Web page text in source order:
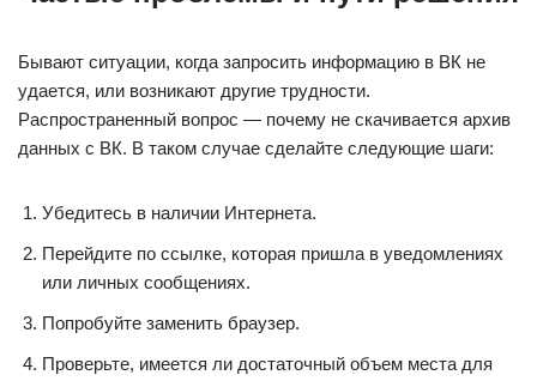
Бывают ситуации, когда запросить информацию в ВК не
удается, или возникают другие трудности.
Распространенный вопрос — почему не скачивается архив
данных с ВК. В таком случае сделайте следующие шаги:
Убедитесь в наличии Интернета.
Перейдите по ссылке, которая пришла в уведомлениях
или личных сообщениях.
Попробуйте заменить браузер.
Проверьте, имеется ли достаточный объем места для